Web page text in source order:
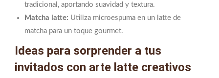
tradicional, aportando suavidad y textura.
Matcha latte: Utiliza microespuma en un latte de
matcha para un toque gourmet.
Ideas para sorprender a tus
invitados con arte latte creativos